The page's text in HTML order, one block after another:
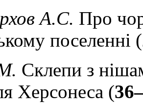
А.С. Про
поселенні (
Склепи з
Херсонеса (